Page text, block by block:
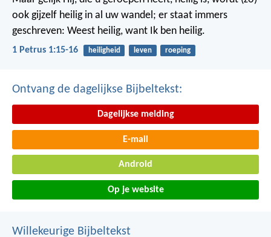
ook gijzelf heilig in al uw wandel; er staat immers
geschreven: Weest heilig, want Ik ben heilig.
1 Petrus 1:15-16 heiligheid leven roeping
Ontvang de dagelijkse Bijbeltekst:
Dagelijkse melding
E-mail
Android
Op je website
Willekeurige Bijbeltekst